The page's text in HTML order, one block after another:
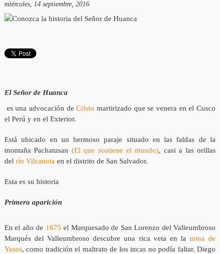
miércoles, 14 septiembre, 2016
El Señor de Huanca
es una advocación deCristo martirizado que se venera en el Cusco
el Perú y en el Exterior.
Está ubicado en un hermoso paraje situado en las faldas de la
montaña Pachatusan (El que sostiene el mundo), casi a las orillas
del río Vilcanotaen el distrito de San Salvador.
Esta es su historia
Primera aparición
En el año de 1675 el Marquesado de San Lorenzo del Valleumbroso
Marqués del Valleumbroso descubre una rica veta en la mina de
Yasos, como tradición el maltrato de los incas no podía faltar. Diego